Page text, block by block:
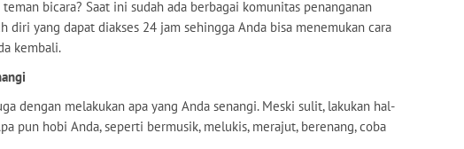
bicara? Saat ini sudah ada berbagai komunitas penanganan
diri yang dapat diakses 24 jam sehingga Anda bisa menemukan cara
kembali.
dengan melakukan apa yang Anda senangi. Meski sulit, lakukan hal-
pun hobi Anda, seperti bermusik, melukis, merajut, berenang, coba